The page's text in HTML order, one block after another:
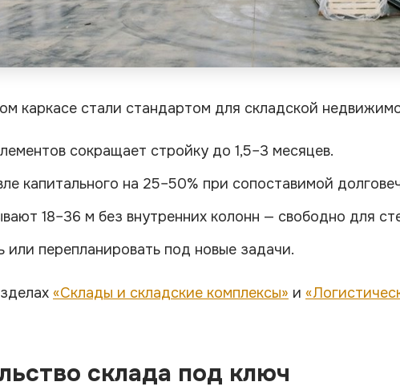
каркасе стали стандартом для складской
сокращает стройку до 1,5–3 месяцев.
капитального на 25–50% при сопоставимой
18–36 м без внутренних колонн — свободно для
или перепланировать под новые задачи.
«Склады и складские комплексы» и
склада под ключ